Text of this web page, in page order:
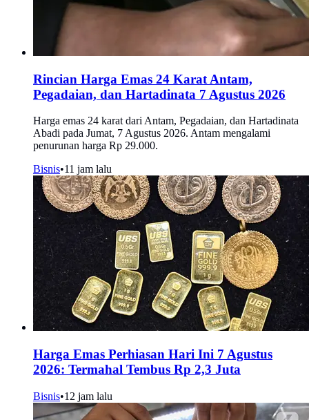
Rincian Harga Emas 24 Karat Antam,
Pegadaian, dan Hartadinata 7 Agustus 2026
Harga emas 24 karat dari Antam, Pegadaian, dan Hartadinata
Abadi pada Jumat, 7 Agustus 2026. Antam mengalami
penurunan harga Rp 29.000.
Bisnis•11 jam lalu
Harga Emas Perhiasan Hari Ini 7 Agustus
2026: Termahal Tembus Rp 2,3 Juta
Bisnis•12 jam lalu